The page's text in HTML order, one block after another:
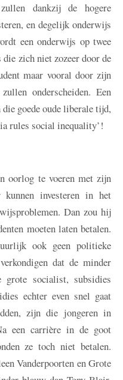
dankzij de hogere
en degelijk onderwijs
een onderwijs op twee
die zich niet zozeer door de
maar vooral door zijn
onderscheiden. Een
goede oude liberale tijd,
rules social inequality’!
oorlog te voeren met zijn
kunnen investeren in het
Dan zou hij
moeten laten betalen.
ook geen politieke
dat de minder
grote socialist, subsidies
echter even snel gaat
zijn die jongeren in
een carrière in de goot
ze toch niet betalen.
Vanderpoorten en Grote